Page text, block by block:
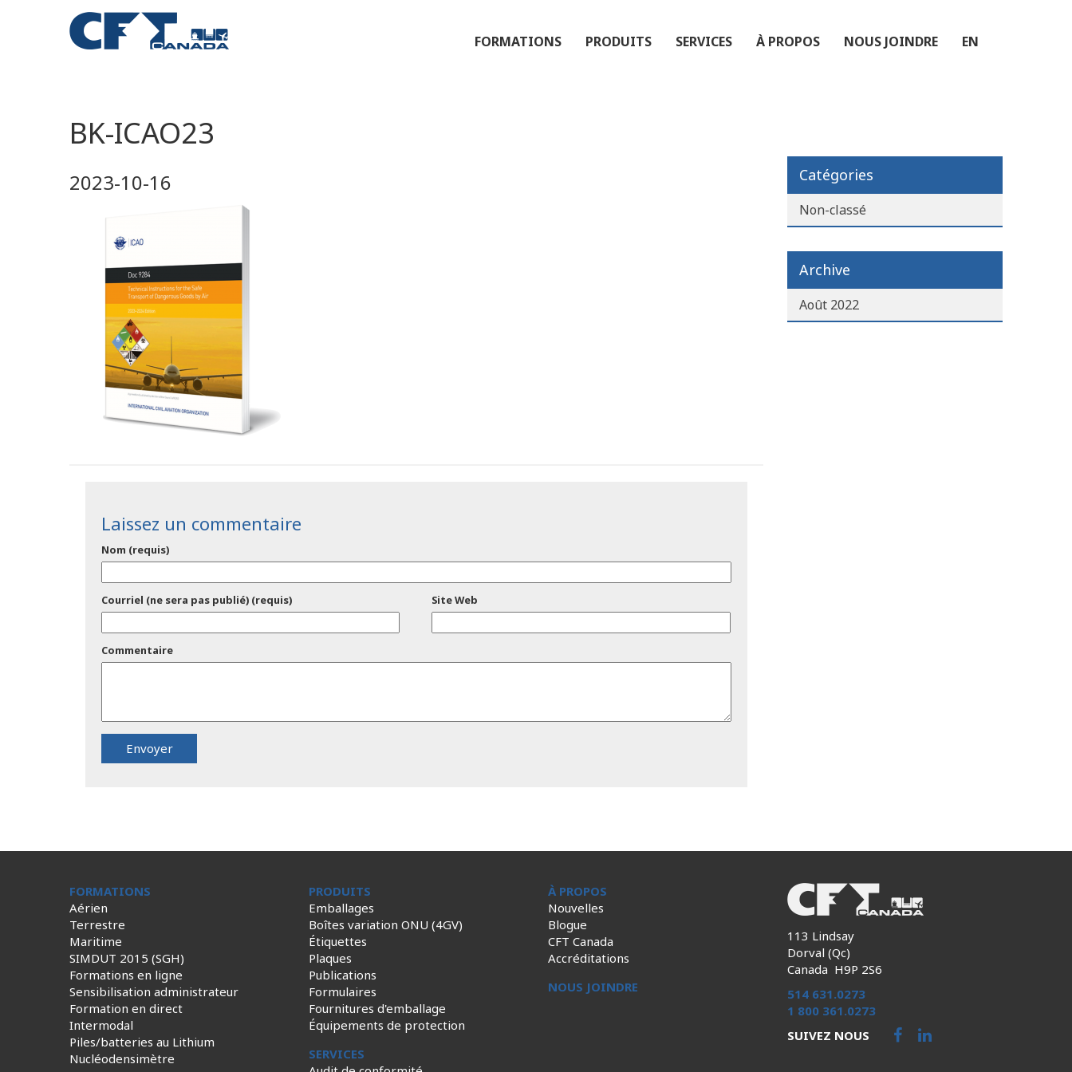
FORMATIONS PRODUITS SERVICES À PROPOS NOUS JOINDRE EN
BK-ICAO23
2023-10-16
Laissez un commentaire
Nom (requis)
Courriel (ne sera pas publié) (requis) Site Web
Commentaire
Catégories
Non-classé
Archive
Août 2022
FORMATIONS
Aérien
Terrestre
Maritime
SIMDUT 2015 (SGH)
Formations en ligne
Sensibilisation administrateur
Formation en direct
Intermodal
Piles/batteries au Lithium
Nucléodensimètre
PRODUITS
Emballages
Boîtes variation ONU (4GV)
Étiquettes
Plaques
Publications
Formulaires
Fournitures d'emballage
Équipements de protection
SERVICES
À PROPOS
Nouvelles
Blogue
CFT Canada
Accréditations
NOUS JOINDRE
113 Lindsay
Dorval (Qc)
Canada H9P 2S6
514 631.0273
1 800 361.0273
SUIVEZ NOUS